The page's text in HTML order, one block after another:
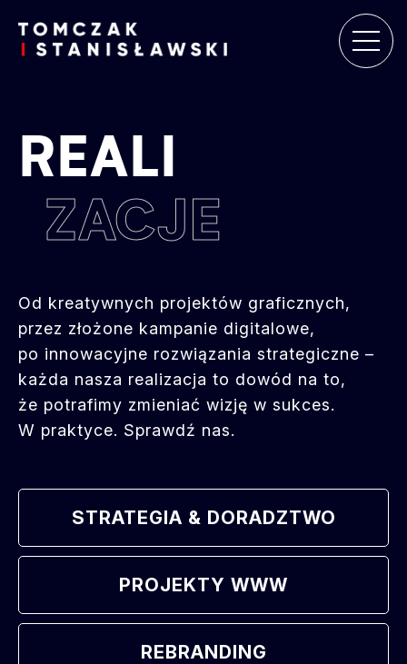
REALI
ZACJE
Od kreatywnych projektów graficznych,
przez złożone kampanie digitalowe,
po innowacyjne rozwiązania strategiczne –
każda nasza realizacja to dowód na to,
że potrafimy zmieniać wizję w sukces.
W praktyce. Sprawdź nas.
STRATEGIA & DORADZTWO
PROJEKTY WWW
REBRANDING